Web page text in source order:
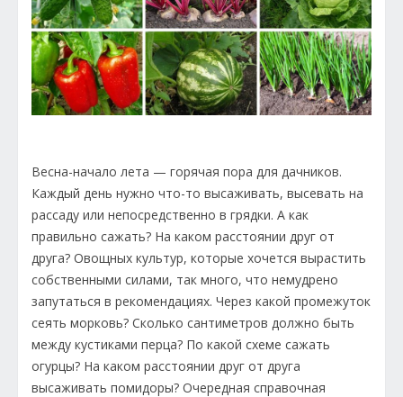
Весна-начало лета — горячая пора для дачников.
Каждый день нужно что-то высаживать, высевать на
рассаду или непосредственно в грядки. А как
правильно сажать? На каком расстоянии друг от
друга? Овощных культур, которые хочется вырастить
собственными силами, так много, что немудрено
запутаться в рекомендациях. Через какой промежуток
сеять морковь? Сколько сантиметров должно быть
между кустиками перца? По какой схеме сажать
огурцы? На каком расстоянии друг от друга
высаживать помидоры? Очередная справочная